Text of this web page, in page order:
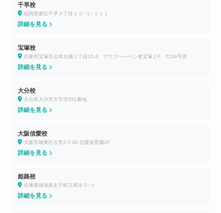
千早校
福岡県東区千早４丁目１０−１−１１１
詳細を見る
宝塚校
兵庫県宝塚市山本丸橋２丁目15-3 アウフヘーベン東宝塚１F T104号室
詳細を見る
大分校
大分県大分市大字市551番地
詳細を見る
大阪信愛校
大阪市城東区古市2-7-30 信愛保育園3F
詳細を見る
姫路校
兵庫県揖保郡太子町立岡８０−１
詳細を見る